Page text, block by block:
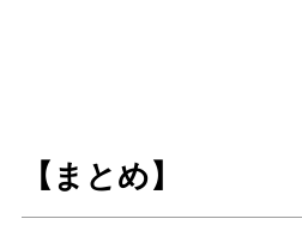
【まとめ】